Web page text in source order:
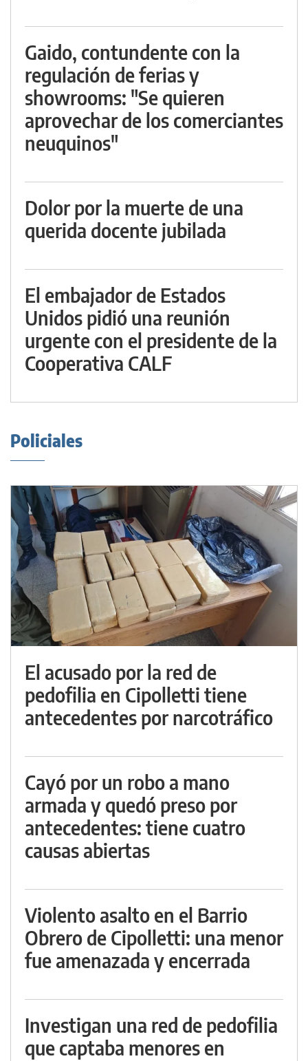
Gaido, contundente con la
regulación de ferias y
showrooms: "Se quieren
aprovechar de los comerciantes
neuquinos"
Dolor por la muerte de una
querida docente jubilada
El embajador de Estados
Unidos pidió una reunión
urgente con el presidente de la
Cooperativa CALF
Policiales
El acusado por la red de
pedofilia en Cipolletti tiene
antecedentes por narcotráfico
Cayó por un robo a mano
armada y quedó preso por
antecedentes: tiene cuatro
causas abiertas
Violento asalto en el Barrio
Obrero de Cipolletti: una menor
fue amenazada y encerrada
Investigan una red de pedofilia
que captaba menores en